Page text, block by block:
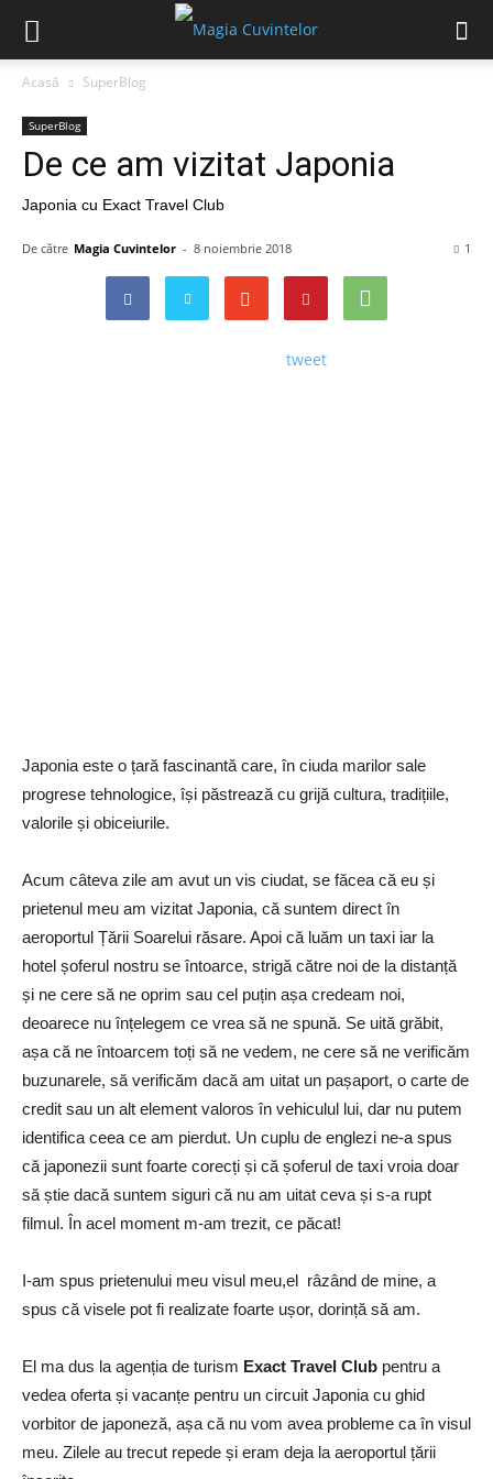
Acasă SuperBlog
SuperBlog
De ce am vizitat Japonia
Japonia cu Exact Travel Club
De către Magia Cuvintelor - 8 noiembrie 2018 1
tweet
Japonia este o țară fascinantă care, în ciuda marilor sale
progrese tehnologice, își păstrează cu grijă cultura, tradițiile,
valorile și obiceiurile.
Acum câteva zile am avut un vis ciudat, se făcea că eu și
prietenul meu am vizitat Japonia, că suntem direct în
aeroportul Țării Soarelui răsare. Apoi că luăm un taxi iar la
hotel șoferul nostru se întoarce, strigă către noi de la distanță
și ne cere să ne oprim sau cel puțin așa credeam noi,
deoarece nu înțelegem ce vrea să ne spună. Se uită grăbit,
așa că ne întoarcem toți să ne vedem, ne cere să ne verificăm
buzunarele, să verificăm dacă am uitat un pașaport, o carte de
credit sau un alt element valoros în vehiculul lui, dar nu putem
identifica ceea ce am pierdut. Un cuplu de englezi ne-a spus
că japonezii sunt foarte corecți și că șoferul de taxi vroia doar
să știe dacă suntem siguri că nu am uitat ceva și s-a rupt
filmul. În acel moment m-am trezit, ce păcat!
I-am spus prietenului meu visul meu,el râzând de mine, a
spus că visele pot fi realizate foarte ușor, dorință să am.
El ma dus la agenția de turism Exact Travel Club pentru a
vedea oferta și vacanțe pentru un circuit Japonia cu ghid
vorbitor de japoneză, așa că nu vom avea probleme ca în visul
meu. Zilele au trecut repede și eram deja la aeroportul țării